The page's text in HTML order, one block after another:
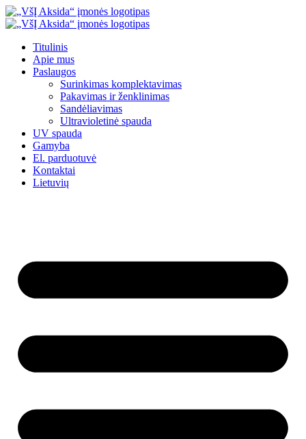
Eiti
prie
Titulinis
Apie mus
Paslaugos
Surinkimas komplektavimas
Pakavimas ir ženklinimas
Sandėliavimas
Ultravioletinė spauda
UV spauda
Gamyba
El. parduotuvė
Kontaktai
Lietuvių